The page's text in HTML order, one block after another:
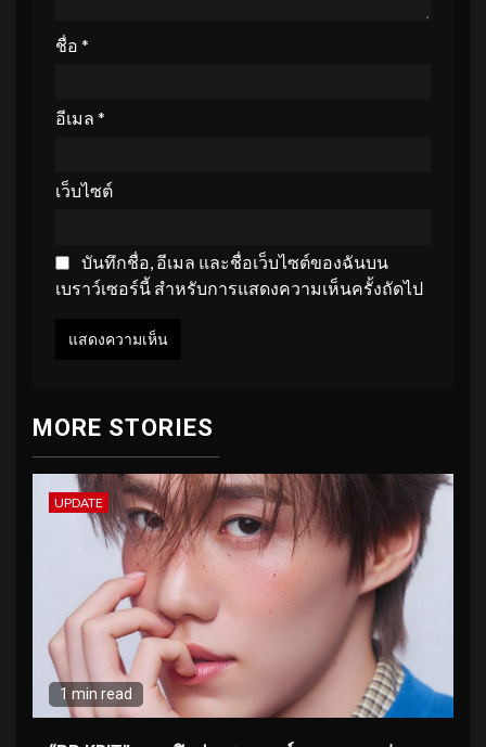
ชื่อ *
อีเมล *
เว็บไซต์
บันทึกชื่อ, อีเมล และชื่อเว็บไซต์ของฉันบน
เบราว์เซอร์นี้ สำหรับการแสดงความเห็นครั้งถัดไป
MORE STORIES
UPDATE
1 min read